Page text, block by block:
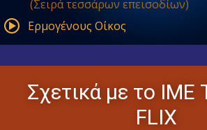
(Σειρά τεσσάρων επεισοδίων)
Ερμογένους Οίκος
Σχετικά με το ΙΜΕ
FLIX